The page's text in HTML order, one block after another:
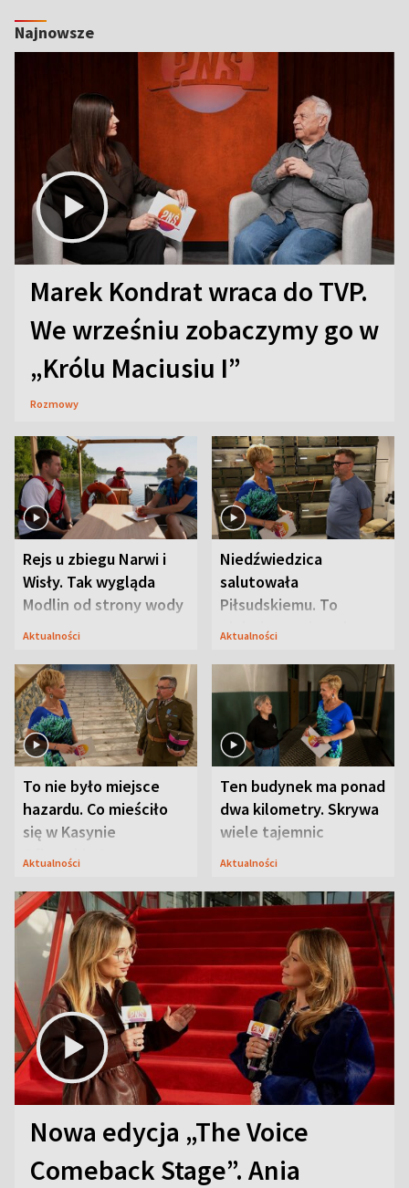
Najnowsze
Marek Kondrat wraca do TVP.
We wrześniu zobaczymy go w
„Królu Maciusiu I”
Rozmowy
Rejs u zbiegu Narwi i
Wisły. Tak wygląda
Modlin od strony wody
Aktualności
Niedźwiedzica
salutowała
Piłsudskiemu. To
niejedyna tajemnica
Aktualności
To nie było miejsce
hazardu. Co mieściło
się w Kasynie
Oficerskim?
Aktualności
Ten budynek ma ponad
dwa kilometry. Skrywa
wiele tajemnic
Aktualności
Nowa edycja „The Voice
Comeback Stage”. Ania